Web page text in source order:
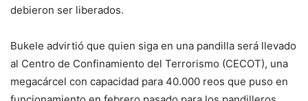
debieron ser liberados.
Bukele advirtió que quien siga en una pandilla será llevado
al Centro de Confinamiento del Terrorismo (CECOT), una
megacárcel con capacidad para 40.000 reos que puso en